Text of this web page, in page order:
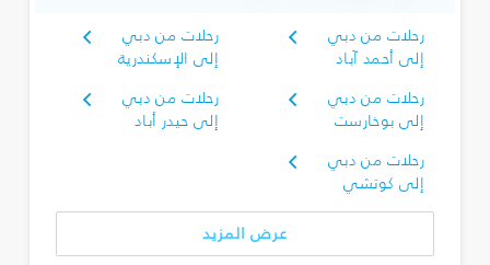
رحلات من دبي
إلى أحمد آباد
رحلات من دبي
إلى الإسكندرية
رحلات من دبي
إلى بوخارست
رحلات من دبي
إلى حيدر أباد
رحلات من دبي
إلى كوتشي
عرض المزيد